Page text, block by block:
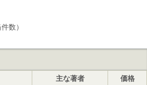
数）
主な著者 価格